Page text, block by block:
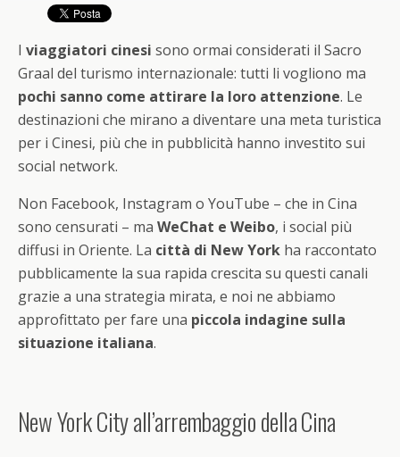
I viaggiatori cinesi sono ormai considerati il Sacro
Graal del turismo internazionale: tutti li vogliono ma
pochi sanno come attirare la loro attenzione. Le
destinazioni che mirano a diventare una meta turistica
per i Cinesi, più che in pubblicità hanno investito sui
social network.
Non Facebook, Instagram o YouTube – che in Cina
sono censurati – ma WeChat e Weibo, i social più
diffusi in Oriente. La città di New York ha raccontato
pubblicamente la sua rapida crescita su questi canali
grazie a una strategia mirata, e noi ne abbiamo
approfittato per fare una piccola indagine sulla
situazione italiana.
New York City all’arrembaggio della Cina